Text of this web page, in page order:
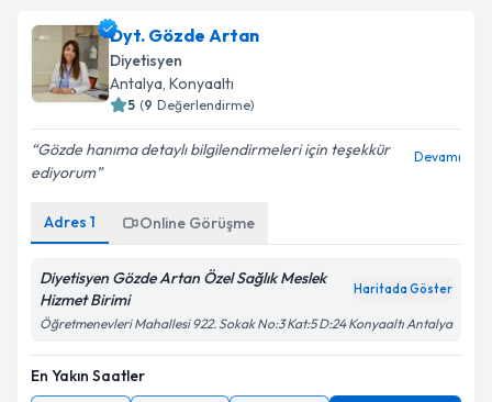
Dyt. Gözde Artan
Diyetisyen
Antalya, Konyaaltı
5 (9 Değerlendirme)
Gözde hanıma detaylı bilgilendirmeleri için teşekkür
ediyorum
Devamı
Adres 1 Online Görüşme
Diyetisyen Gözde Artan Özel Sağlık Meslek
Hizmet Birimi
Haritada Göster
Öğretmenevleri Mahallesi 922. Sokak No:3 Kat:5 D:24 Konyaaltı Antalya
En Yakın Saatler